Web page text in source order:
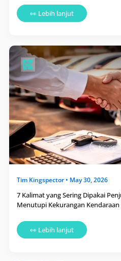
👀 Lebih lanjut
Tim Kingspector• May 30, 2026
7 Kalimat yang Sering Dipakai
Menutupi Kekurangan Kendaraan
7
Kalimat
yang
Sering
Dipakai
Penjual
Mobil
Bekas
untuk
Menutupi
Kekurangan
Kendaraan
👀 Lebih lanjut